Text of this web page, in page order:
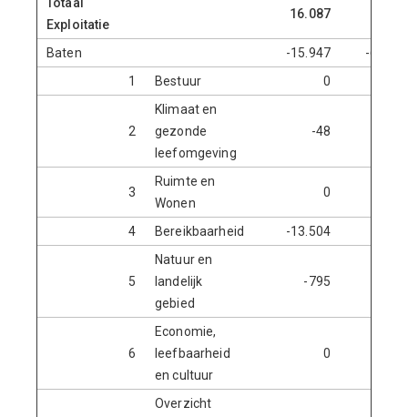
Totaal
Exploitatie
16.087
Baten -15.947
-
1
Bestuur 0
2
Klimaat en
gezonde
leefomgeving
-48
3
Ruimte en
Wonen
0
4 Bereikbaarheid -13.504
5
Natuur en
landelijk
gebied
-795
6
Economie,
leefbaarheid
en cultuur
0
Overzicht